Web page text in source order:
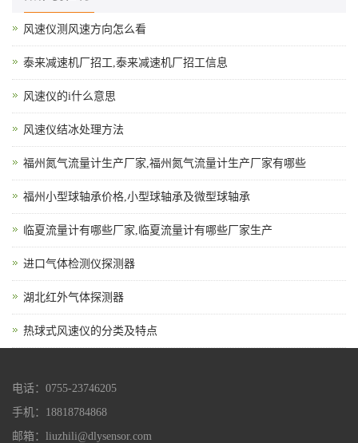
风速仪测风速方向怎么看
泰来减速机厂招工,泰来减速机厂招工信息
风速仪的i什么意思
风速仪结冰处理方法
福州氮气流量计生产厂家,福州氮气流量计生产厂家有哪些
福州小型球轴承价格,小型球轴承及微型球轴承
临夏流量计有哪些厂家,临夏流量计有哪些厂家生产
进口气体检测仪探测器
湖北红外气体探测器
热球式风速仪的分类及特点
电话：0755-23746205
手机：18818784868
邮箱：liuzhili@dlysensor.com